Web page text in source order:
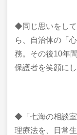
◆同じ思いをし
ら、自治体の「
務。その後10年
保護者を笑顔にし
◆「七海の相談
理療法を、日常